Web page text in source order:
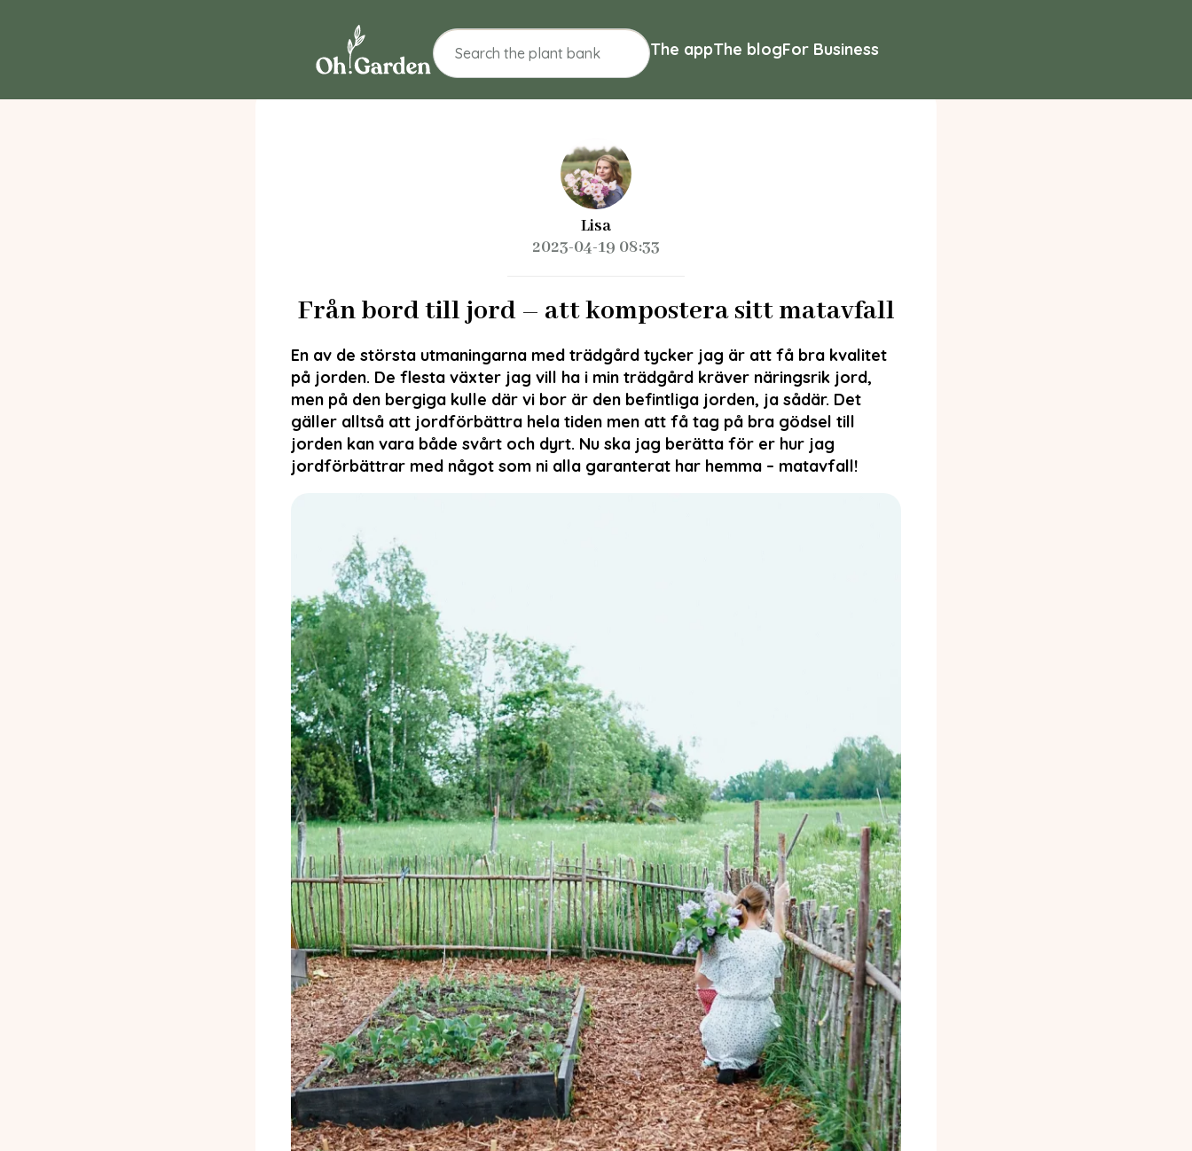
The appThe blogFor Business
Lisa
2023-04-19 08:33
Från bord till jord – att kompostera sitt matavfall
En av de största utmaningarna med trädgård tycker jag är att få bra kvalitet
på jorden. De flesta växter jag vill ha i min trädgård kräver näringsrik jord,
men på den bergiga kulle där vi bor är den befintliga jorden, ja sådär. Det
gäller alltså att jordförbättra hela tiden men att få tag på bra gödsel till
jorden kan vara både svårt och dyrt. Nu ska jag berätta för er hur jag
jordförbättrar med något som ni alla garanterat har hemma – matavfall!